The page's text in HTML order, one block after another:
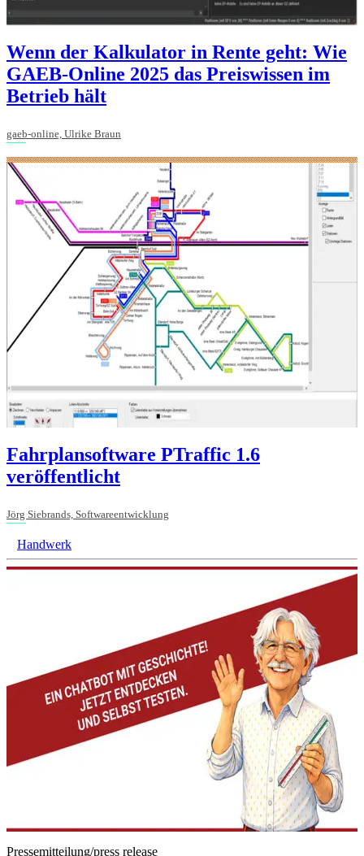
Wenn der Kalkulator in Rente geht: Wie
GAEB-Online 2025 das Preiswissen im
Betrieb hält
gaeb-online, Ulrike Braun
Fahrplansoftware PTraffic 1.6
veröffentlicht
Jörg Siebrands, Softwareentwicklung
Handwerk
Pressemitteilung/press release